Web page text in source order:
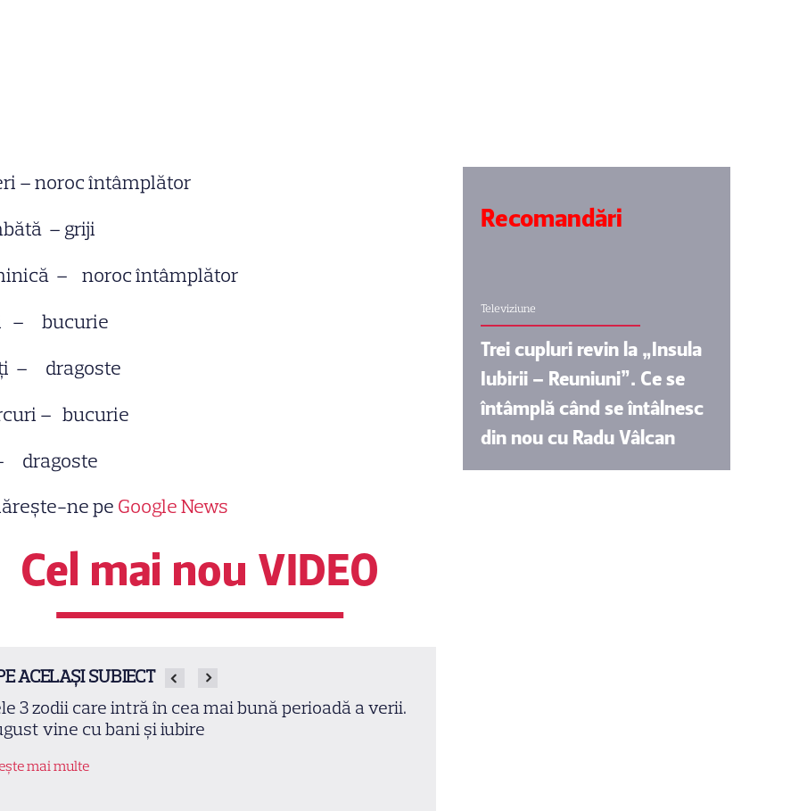
– noroc întâmplător
– griji
– noroc întâmplător
– bucurie
– dragoste
– bucurie
dragoste
ne pe Google News
Cel mai nou VIDEO
ACELAȘI SUBIECT
3 zodii care intră în cea mai bună perioadă a verii.
vine cu bani și iubire
mai multe
Recomandări
Televiziune
Trei cupluri revin la „Insula
Iubirii – Reuniuni”. Ce se
întâmplă când se întâlnesc
din nou cu Radu Vâlcan